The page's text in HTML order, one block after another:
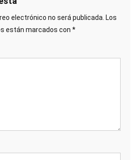
electrónico no será publicada. Los
están marcados con *